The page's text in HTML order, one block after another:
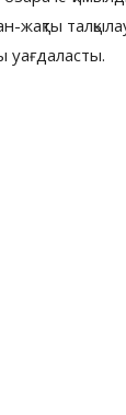
жақты
уағдаласты.